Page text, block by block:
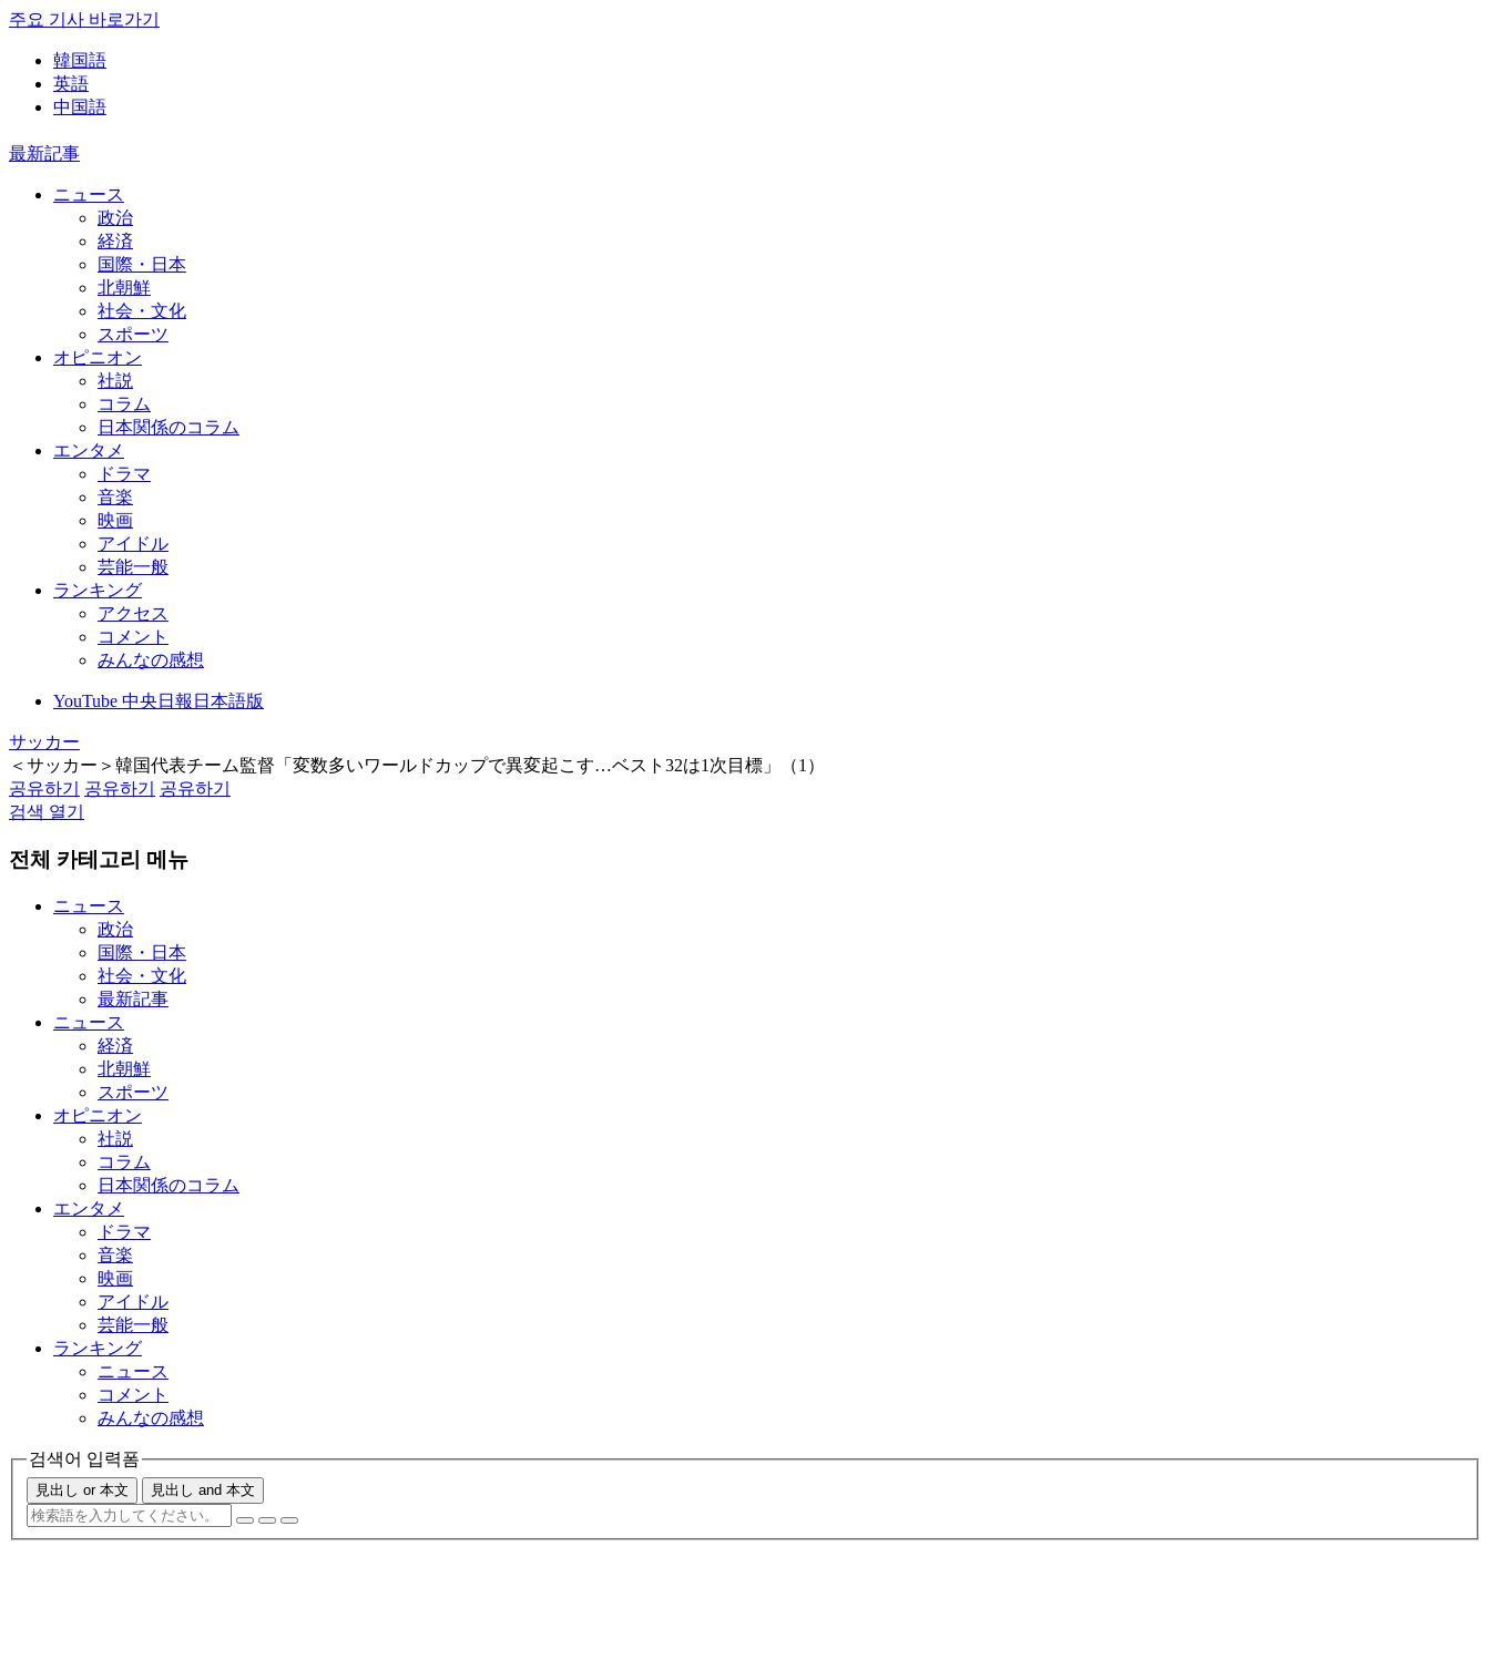
주요 기사 바로가기
韓国語
英語
中国語
最新記事
ニュース
政治
経済
国際・日本
北朝鮮
社会・文化
スポーツ
オピニオン
社説
コラム
日本関係のコラム
エンタメ
ドラマ
音楽
映画
アイドル
芸能一般
ランキング
アクセス
コメント
みんなの感想
YouTube 中央日報日本語版
サッカー
＜サッカー＞韓国代表チーム監督「変数多いワールドカップで異変起こす…ベスト32は1次目標」（1）
공유하기
공유하기
공유하기
검색 열기
전체 카테고리 메뉴
ニュース
政治
国際・日本
社会・文化
最新記事
ニュース
経済
北朝鮮
スポーツ
オピニオン
社説
コラム
日本関係のコラム
エンタメ
ドラマ
音楽
映画
アイドル
芸能一般
ランキング
ニュース
コメント
みんなの感想
검색어 입력폼
見出し or 本文 見出し and 本文